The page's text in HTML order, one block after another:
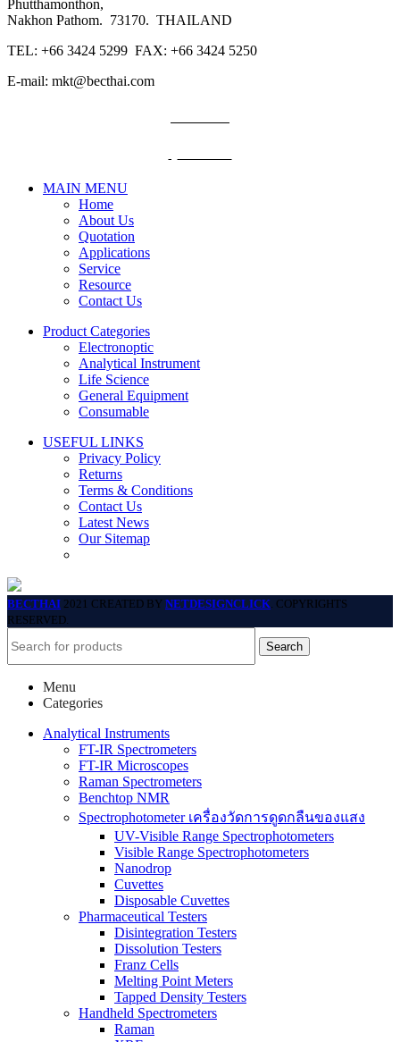
Phutthamonthon,
Nakhon Pathom. 73170. THAILAND
TEL: +66 3424 5299 FAX: +66 3424 5250
E-mail: mkt@becthai.com
MAIN MENU
Home
About Us
Quotation
Applications
Service
Resource
Contact Us
Product Categories
Electronoptic
Analytical Instrument
Life Science
General Equipment
Consumable
USEFUL LINKS
Privacy Policy
Returns
Terms & Conditions
Contact Us
Latest News
Our Sitemap
BECTHAI 2021 CREATED BY NETDESIGNCLICK . COPYRIGHTS
RESERVED.
Search
Menu
Categories
Analytical Instruments
FT-IR Spectrometers
FT-IR Microscopes
Raman Spectrometers
Benchtop NMR
Spectrophotometer เครื่องวัดการดูดกลืนของแสง
UV-Visible Range Spectrophotometers
Visible Range Spectrophotometers
Nanodrop
Cuvettes
Disposable Cuvettes
Pharmaceutical Testers
Disintegration Testers
Dissolution Testers
Franz Cells
Melting Point Meters
Tapped Density Testers
Handheld Spectrometers
Raman